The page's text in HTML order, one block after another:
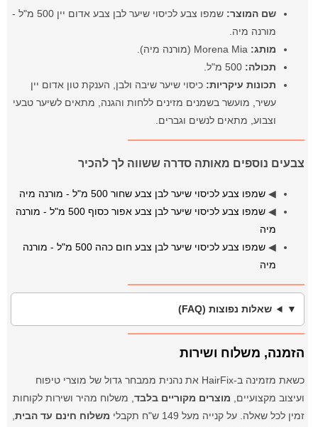
שם המוצר:
שמפו צבע לכיסוי שיער לבן צבע אדום יין 500 מ"ל -
מורנה מיה.
מותג: Morena Mia (מורנה מיה).
תכולה: 500 מ"ל.
תכונות עיקריות: כיסוי שיער שיבה ולבן, הענקת טון אדום יין
עשיר, מועשר בשמנים מזינים ללחות והגנה, מתאים לשיער טבעי
וצבוע, מתאים לנשים וגברים.
צבעים נוספים מאותה סדרה ששווה לך להכיר
◀שמפו צבע לכיסוי שיער לבן צבע שחור 500 מ"ל - מורנה מיה
◀
שמפו צבע לכיסוי שיער לבן צבע אפור כסוף 500 מ"ל - מורנה
מיה
◀
שמפו צבע לכיסוי שיער לבן צבע חום כהה 500 מ"ל - מורנה
מיה
שאלות נפוצות (FAQ)
הזמנה, משלוח ושירות
כשאת מזמינה ב-HairFix את נהנית ממבחר גדול של מוצרי טיפוח
ועיצוב מקצועיים, מוצרים מקוריים בלבד , משלוח מהיר ושירות לקוחות
זמין לכל שאלה. על קנייה מעל 149 ש"ח תקבלי
משלוח חינם עד הבית